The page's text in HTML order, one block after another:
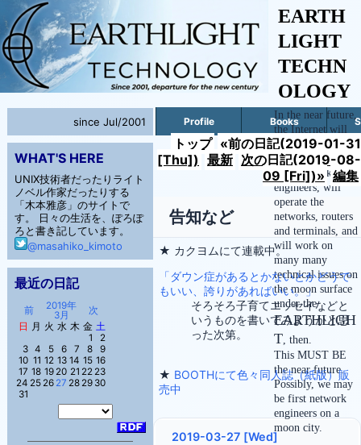
EARTH
LIGHT
TECHN
OLOGY
In the near future,
the Internet will
reach to the space
and the moon.
We, network
engineers, will
operate the
networks, routers
and terminals, and
will work on
many many
technical issues on
the moon surface
under the
EARTHLIGH
T , then.
This MUST BE
the near future.
Possibly, we may
be first network
engineers on a
moon city.
since Jul/2001
WHAT'S HERE
UNIX技術者だったりライト
ノベル作家だったりする
「木本雅彦」のサイトで
す。 日々の生活を、ぽろぽ
ろと書き記しています。
@masahiko_kimoto
最近の日記
前
2019年
3月
次
日 月 火 水 木 金 土
1
2
3 4 5 6 7 8
9
10 11 12 13 14 15 16
17 18 19 20 21 22 23
24 25 26 27 28 29 30
31
Profile Books
トップ «前の日記(2019-01-31
[Thu]) 最新 次の日記(2019-08-
09 [Fri])» 編集
告知など
★ カクヨムにて連載中。
「ダウン症があるとかないとかどうで
もいい、誇りがあればいい。」
そろそろ子育てエッセイなどと
いうものを書いてみようかと思
った次第。
★ BOOTHにて色々同人誌（紙版）販
売中
2019-03-27 [Wed]